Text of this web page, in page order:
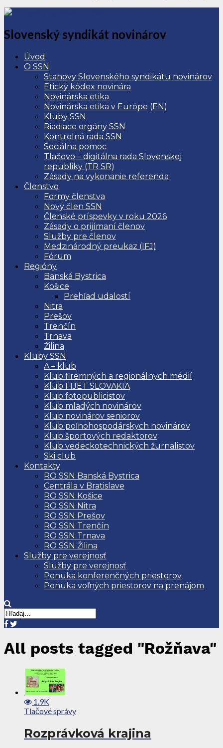
Slovenský syndikát novinárov
Úvod
O SSN
Stanovy Slovenského syndikátu novinárov
Etický kódex novinára
Novinárska etika
Novinárska etika v Európe (EN)
Kluby SSN
Riadiace orgány SSN
Kontrolná rada SSN
Sociálna pomoc
Tlačovo – digitálna rada Slovenskej
republiky (TR SR)
Zásady na vykonanie referenda
Členstvo
Formy členstva
Nový člen SSN
Členské príspevky v roku 2026
Zásady o prijímaní členov
Služby pre členov
Medzinárodný preukaz (IFJ)
Fórum
Regióny
Banská Bystrica
Košice
Prehľad udalostí
Nitra
Prešov
Trenčín
Trnava
Žilina
Kluby SSN
A – klub
Klub firemných a regionálnych médií
Klub FIJET SLOVAKIA
Klub fotopublicistov
Klub mladých novinárov
Klub novinárov seniorov
Klub poľnohospodárskych novinárov
Klub športových redaktorov
Klub vedeckotechnických žurnalistov
Ski club
Kontakty
RO SSN Banská Bystrica
Centrála v Bratislave
RO SSN Košice
RO SSN Nitra
RO SSN Prešov
RO SSN Trenčín
RO SSN Trnava
RO SSN Žilina
Služby pre verejnosť
Služby pre verejnosť
Ponuka konferenčných priestorov
Ponuka voľných priestorov na prenájom
All posts tagged "Rožňava"
1.9K
Tlačové správy
Rozprávková krajina